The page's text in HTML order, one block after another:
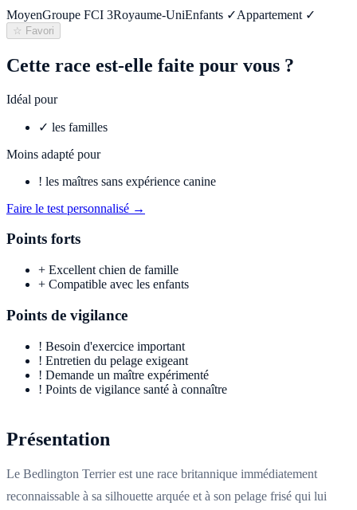
MoyenGroupe FCI 3Royaume-UniEnfants ✓Appartement ✓
☆ Favori
Cette race est-elle faite pour vous ?
Idéal pour
✓ les familles
Moins adapté pour
! les maîtres sans expérience canine
Faire le test personnalisé →
Points forts
+ Excellent chien de famille
+ Compatible avec les enfants
Points de vigilance
! Besoin d'exercice important
! Entretien du pelage exigeant
! Demande un maître expérimenté
! Points de vigilance santé à connaître
Présentation
Le Bedlington Terrier est une race britannique immédiatement
reconnaissable à sa silhouette arquée et à son pelage frisé qui lui